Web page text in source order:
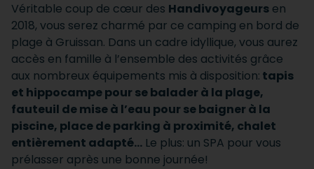
Véritable coup de cœur des Handivoyageurs en
2018, vous serez charmé par ce camping en bord de
plage à Gruissan. Dans un cadre idyllique, vous aurez
accès en famille à l’ensemble des activités grâce
aux nombreux équipements mis à disposition: tapis
et hippocampe pour se balader à la plage,
fauteuil de mise à l’eau pour se baigner à la
piscine, place de parking à proximité, chalet
entièrement adapté... Le plus: un SPA pour vous
prélasser après une bonne journée!